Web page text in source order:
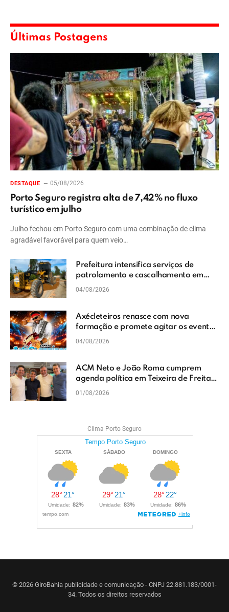
Últimas Postagens
DESTAQUE 05/08/2026
Porto Seguro registra alta de 7,42% no fluxo
turístico em julho
Julho fechou em Porto Seguro com uma combinação de clima
agradável favorável para quem veio…
Prefeitura intensifica serviços de
patrolamento e cascalhamento em
Vera Cruz
04/08/2026
Axécleteiros renasce com nova
formação e promete agitar os eventos
do Extremo Sul da Bahia
04/08/2026
ACM Neto e João Roma cumprem
agenda política em Teixeira de Freitas
e reforçam projeto para o Extremo Sul
01/08/2026
Clima Porto Seguro
© 2026 GiroBahia publicidade e comunicação - CNPJ 22.881.183/0001-
34. Todos os direitos reservados